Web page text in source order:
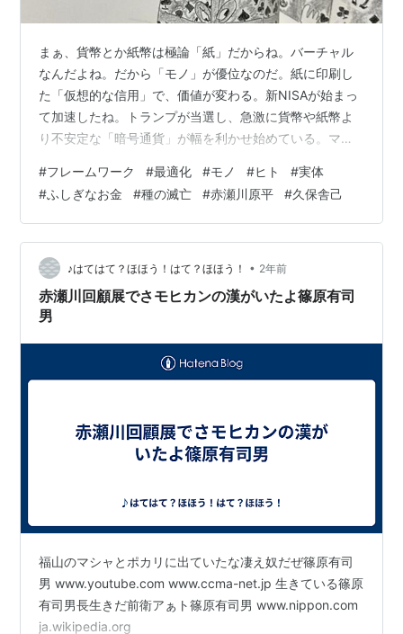
ゼロ発信 / 赤瀬川原平. -- 中央公論新社, 2000.9
学館, 2000.11. -- (Shotor library)
悩ましき買物 / 赤瀬川原平. -- フレーベル館, 2000.4
我輩は病気である / 赤瀬川原平. -- マキノ出版,
2000.4
ギャップ出版, 2000.6
仙人の桜、俗人の桜 / 赤瀬川原平. -- 平凡社, 2000.3.
-- (平凡社ライブラリー)
京都、オトナの修学旅行 / 赤瀬川原平,山下裕二. --
淡交社, 2001.3
よみもの無目的 / 赤瀬川原平. -- 光文社, 2001.3
我輩は施主である / 赤瀬川原平. -- 中央公論新社,
地球に向けてアクセルを踏む / 赤瀬川原平. -- 誠文堂
ライカ同盟パリ解放 / 赤瀬川原平,秋山祐徳太子,高梨
豊. -- アルファベータ, 2001.7
猫の宇宙 / 赤瀬川原平. -- 中央公論新社, 2001.4. --
(中公文庫)
困った人体 / 赤瀬川原平. -- 講談社, 2001.8. -- (講談
社+α文庫)
まぁ、貨幣とか紙幣は極論「紙」だからね。バーチャル
なんだよね。だから「モノ」が優位なのだ。紙に印刷し
た「仮想的な信用」で、価値が変わる。新NISAが始まっ
て加速したね。トランプが当選し、急激に貨幣や紙幣よ
り不安定な「暗号通貨」が幅を利かせ始めている。マゾ
絞めてイーロン・マスクやらに、上納金を納める構図に
なってるじゃん。あれ、気づかない？ 流石の赤瀬川原
平、紙幣の汚れは「人間社会の垢」みたいだとね。 垢に
も、色々あるけれど苦労して積み重ねた結果の垢の意味
じゃないね。汚いものの総称だからねぇ。赤瀬川原平は
容赦ないね。いいたくなかったけれど、いうタイ…
#フレームワーク #最適化 #モノ #ヒト #実体
#ふしぎなお金 #種の滅亡 #赤瀬川原平 #久保舎己
♪はてはて？ほほう！はて？ほほう！ • 2年前
赤瀬川回顧展でさモヒカンの漢がいたよ篠原有司
男
福山のマシャとポカリに出ていたな凄え奴だぜ篠原有司
男 www.youtube.com www.ccma-net.jp 生きている篠原
有司男長生きだ前衛アぁト篠原有司男 www.nippon.com
ja.wikipedia.org